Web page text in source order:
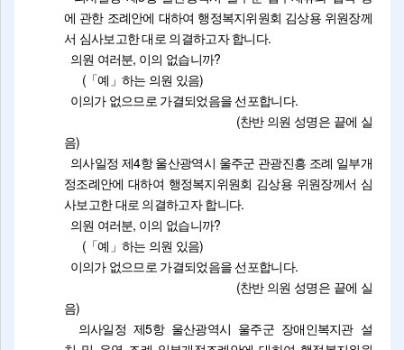
에 관한 조례안에 대하여 행정복지위원회 김상용 위원장께
서 심사보고한 대로 의결하고자 합니다.
의원 여러분, 이의 없습니까?
(「예」하는 의원 있음)
이의가 없으므로 가결되었음을 선포합니다.
(찬반 의원 성명은 끝에 실
음)
의사일정 제4항 울산광역시 울주군 관광진흥 조례 일부개
정조례안에 대하여 행정복지위원회 김상용 위원장께서 심
사보고한 대로 의결하고자 합니다.
의원 여러분, 이의 없습니까?
(「예」하는 의원 있음)
이의가 없으므로 가결되었음을 선포합니다.
(찬반 의원 성명은 끝에 실
음)
의사일정 제5항 울산광역시 울주군 장애인복지관 설